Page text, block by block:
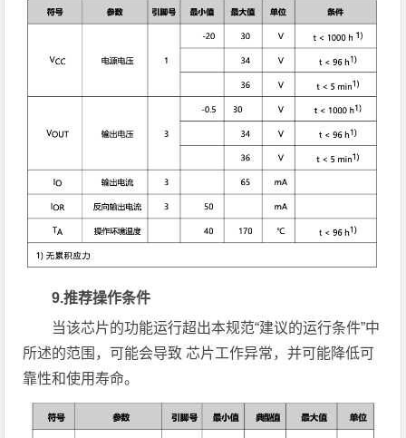
9.推荐操作条件
当该芯片的功能运行超出本规范“建议的运行条件”中
所述的范围，可能会导致 芯片工作异常，并可能降低可
靠性和使用寿命。